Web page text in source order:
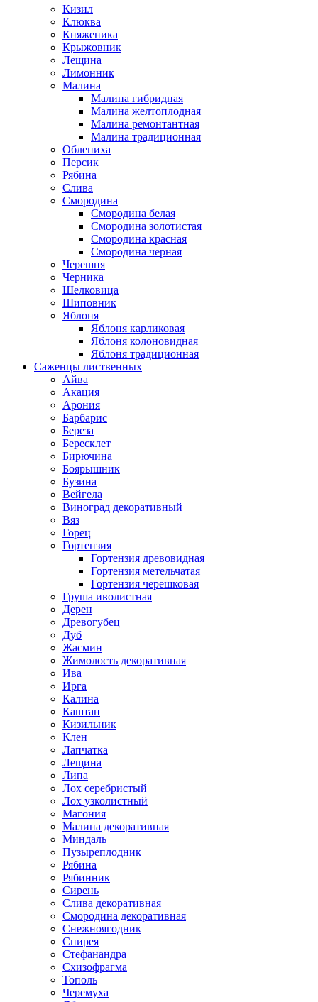
Кизил
Клюква
Княженика
Крыжовник
Лещина
Лимонник
Малина
Малина гибридная
Малина желтоплодная
Малина ремонтантная
Малина традиционная
Облепиха
Персик
Рябина
Слива
Смородина
Смородина белая
Смородина золотистая
Смородина красная
Смородина черная
Черешня
Черника
Шелковица
Шиповник
Яблоня
Яблоня карликовая
Яблоня колоновидная
Яблоня традиционная
Саженцы лиственных
Айва
Акация
Арония
Барбарис
Береза
Бересклет
Бирючина
Боярышник
Бузина
Вейгела
Виноград декоративный
Вяз
Горец
Гортензия
Гортензия древовидная
Гортензия метельчатая
Гортензия черешковая
Груша иволистная
Дерен
Древогубец
Дуб
Жасмин
Жимолость декоративная
Ива
Ирга
Калина
Каштан
Кизильник
Клен
Лапчатка
Лещина
Липа
Лох серебристый
Лох узколистный
Магония
Малина декоративная
Миндаль
Пузыреплодник
Рябина
Рябинник
Сирень
Слива декоративная
Смородина декоративная
Снежноягодник
Спирея
Стефанандра
Схизофрагма
Тополь
Черемуха